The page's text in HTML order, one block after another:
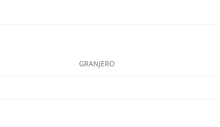
GRANJERO